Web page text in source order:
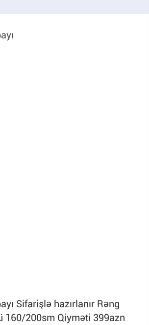
Sifarişlə hazırlanır Rəng
160/200sm Qiyməti 399azn